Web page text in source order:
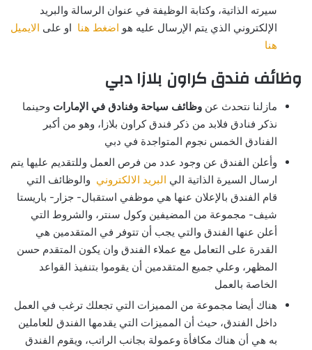
سيرته الذاتية، وكتابة الوظيفة في عنوان الرسالة والبريد
الإلكتروني الذي يتم الإرسال عليه هو اضغط هنا او على الايميل
هنا
وظائف فندق كراون بلازا دبي
مازلنا نتحدث عن وظائف سياحة وفنادق في الإمارات وحينما
نذكر فنادق فلابد من ذكر فندق كراون بلازا، وهو من أكبر
الفنادق الخمس نجوم المتواجدة في دبي
وأعلن الفندق عن وجود عدد من فرص العمل وللتقديم عليها يتم
ارسال السيرة الذاتية الي البريد الالكتروني والوظائف التي
قام الفندق بالإعلان عنها هي موظفي استقبال- جزار- باريستا
شيف- مجموعة من المضيفين وكول سنتر، والشروط التي
أعلن عنها الفندق والتي يجب أن تتوفر في المتقدمين هي
القدرة على التعامل مع عملاء الفندق وان يكون المتقدم حسن
المظهر، وعلي جميع المتقدمين أن يقوموا بتنفيذ القواعد
الخاصة بالعمل
هناك أيضا مجموعة من المميزات التي تجعلك ترغب في العمل
داخل الفندق، حيث أن المميزات التي يقدمها الفندق للعاملين
به هي أن هناك مكافأة وعمولة بجانب الراتب، ويقوم الفندق